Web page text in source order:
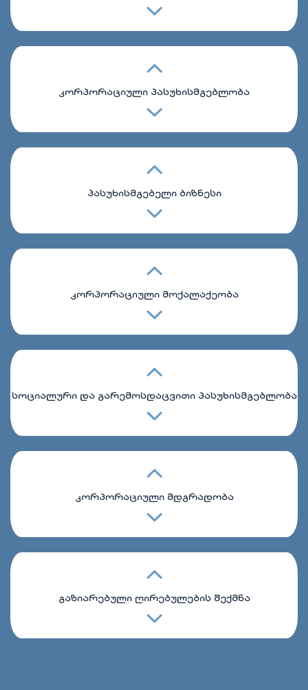
კორპორაციული პასუხისმგებლობა
პასუხისმგებელი ბიზნესი
კორპორაციული მოქალაქეობა
სოციალური და გარემოსდაცვითი პასუხისმგებლობა
კორპორაციული მდგრადობა
გაზიარებული ღირებულების შექმნა